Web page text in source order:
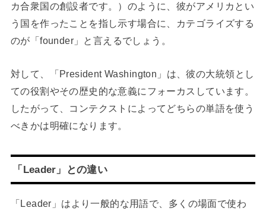
カ合衆国の創設者です。）のように、彼がアメリカとい
う国を作ったことを指し示す場合に、カテゴライズする
のが「founder」と言えるでしょう。
対して、「President Washington」は、彼の大統領とし
ての役割やその歴史的な意義にフォーカスしています。
したがって、コンテクストによってどちらの単語を使う
べきかは明確になります。
「Leader」との違い
「Leader」はより一般的な用語で、多くの場面で使わ